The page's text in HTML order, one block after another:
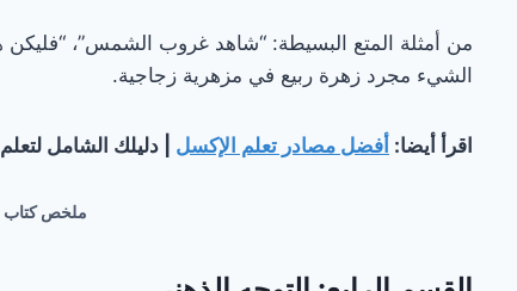
من أمثلة المتع البسيطة: “شاهد غروب الشمس”،
الشيء مجرد زهرة ربيع في مزهرية زجاجية.
اقرأ أيضا: أفضل مصادر تعلم الإكسل | دليلك الشامل لتعلم Excel بسهولة
ملخص كتاب